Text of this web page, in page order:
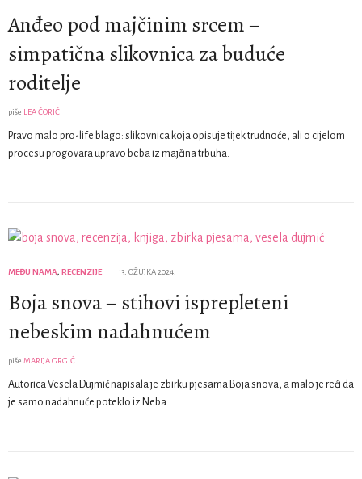
Anđeo pod majčinim srcem –
simpatična slikovnica za buduće
roditelje
piše LEA ČORIĆ
Pravo malo pro-life blago: slikovnica koja opisuje tijek trudnoće, ali o cijelom
procesu progovara upravo beba iz majčina trbuha.
MEĐU NAMA, RECENZIJE 13. OŽUJKA 2024.
Boja snova – stihovi isprepleteni
nebeskim nadahnućem
piše MARIJA GRGIĆ
Autorica Vesela Dujmić napisala je zbirku pjesama Boja snova, a malo je reći da
je samo nadahnuće poteklo iz Neba.